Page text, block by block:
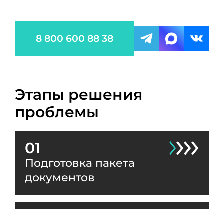
8 800 600 88 38
Этапы решения
проблемы
01
Подготовка пакета
документов